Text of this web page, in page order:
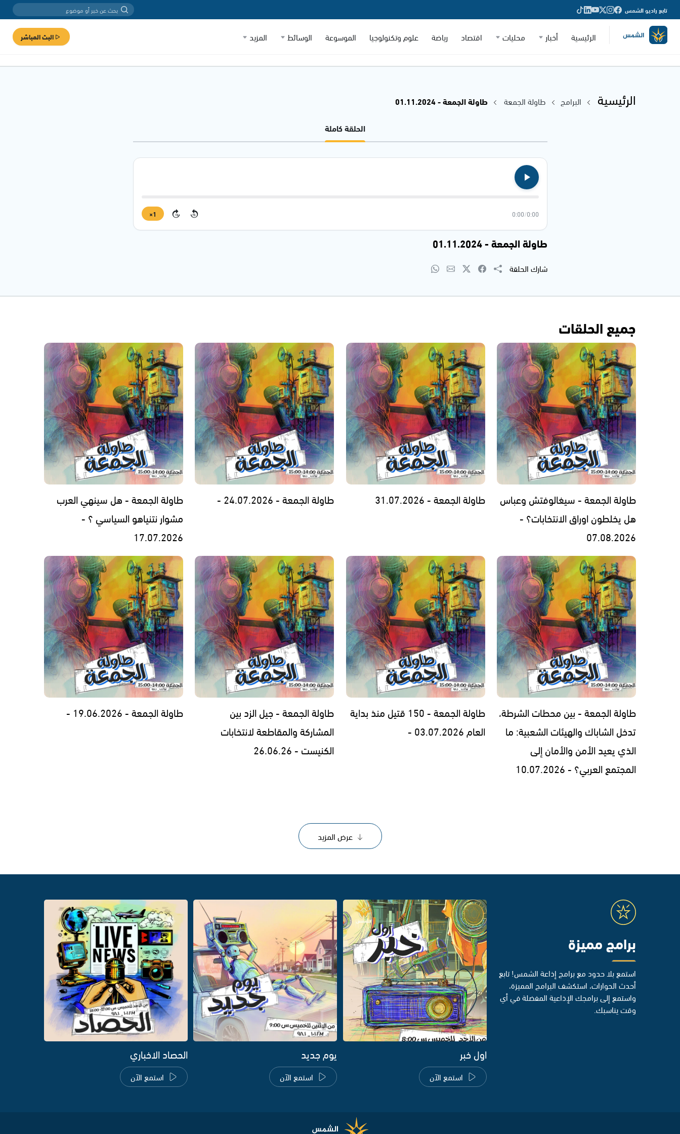
تابع راديو الشمس
الرئيسية أخبار محليات اقتصاد رياضة علوم وتكنولوجيا الموسوعة الوسائط المزيد البث المباشر
الرئيسية البرامج طاولة الجمعة
طاولة الجمعة - 01.11.2024
الحلقة كاملة
0:00
/
0:00
15
15
1×
طاولة الجمعة - 01.11.2024
شارك الحلقة
جميع الحلقات
طاولة الجمعة - سيغالوفتش وعباس
هل يخلطون اوراق الانتخابات؟ -
07.08.2026
طاولة الجمعة - 31.07.2026 طاولة الجمعة - 24.07.2026 -
طاولة الجمعة - هل سينهي العرب
مشوار نتنياهو السياسي ؟ -
17.07.2026
طاولة الجمعة - بين محطات الشرطة،
تدخل الشاباك والهيئات الشعبية: ما
الذي يعيد الأمن والأمان إلى
المجتمع العربي؟ - 10.07.2026
طاولة الجمعة - 150 قتيل منذ بداية
العام 03.07.2026 -
طاولة الجمعة - جيل الزد بين
المشاركة والمقاطعة لانتخابات
الكنيست - 26.06.26
طاولة الجمعة - 19.06.2026 -
عرض المزيد
برامج مميزة
استمع بلا حدود مع برامج إذاعة الشمس! تابع
أحدث الحوارات، استكشف البرامج المميزة،
واستمع إلى برامجك الإذاعية المفضلة في أي
وقت يناسبك.
اول خبر
استمع الآن
يوم جديد
استمع الآن
الحصاد الاخباري
استمع الآن